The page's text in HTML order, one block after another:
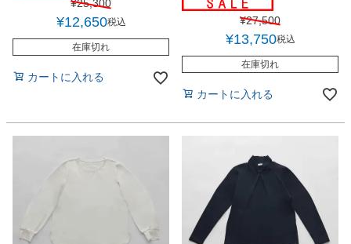
¥25,300
¥12,650税込
在庫切れ
カートに入れる
¥27,500
¥13,750税込
在庫切れ
カートに入れる